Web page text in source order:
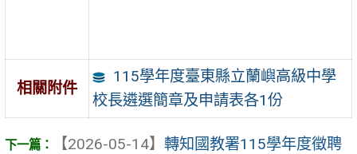
相關附件
115學年度臺東縣立蘭嶼高級中學
校長遴選簡章及申請表各1份
【2026-05-14】 轉知國教署115學年度徵聘